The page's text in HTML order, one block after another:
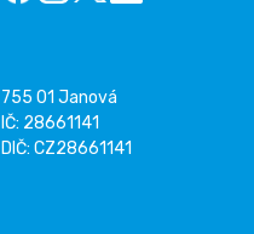
755 01 Janová
IČ: 28661141
DIČ: CZ28661141